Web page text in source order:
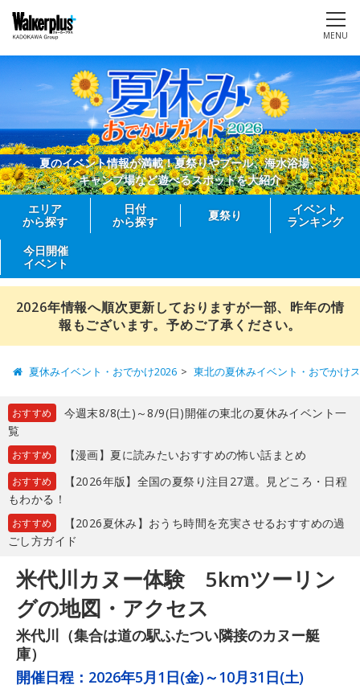
MENU
夏のイベント情報が満載！夏祭りやプール、海水浴場、
キャンプ場など遊べるスポットを大紹介
エリア
から探す
日付
から探す
夏祭り
イベント
ランキング
今日開催
イベント
2026年情報へ順次更新しておりますが一部、昨年の情
報もございます。予めご了承ください。
夏休みイベント・おでかけ2026 東北の夏休みイベント・おでかけ
おすすめ
今週末8/8(土)～8/9(日)開催の東北の夏休みイベント一
覧
おすすめ 【漫画】夏に読みたいおすすめの怖い話まとめ
おすすめ
【2026年版】全国の夏祭り注目27選。見どころ・日程
もわかる！
おすすめ
【2026夏休み】おうち時間を充実させるおすすめの過
ごし方ガイド
米代川カヌー体験 5kmツーリン
グの地図・アクセス
米代川（集合は道の駅ふたつい隣接のカヌー艇
庫）
開催日程： 2026年5月1日(金)～10月31日(土)